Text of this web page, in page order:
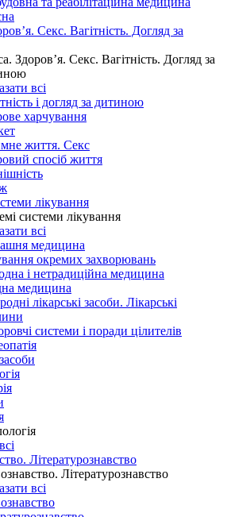
Секс. Вагітність. Догляд за
Здоров’я. Секс. Вагітність. Догляд за
всі
і догляд за дитиною
харчування
життя. Секс
спосіб життя
лікування
системи лікування
всі
медицина
окремих захворювань
і нетрадиційна медицина
медицина
лікарські засоби. Лікарські
системи і поради цілителів
Літературознавство
Літературознавство
всі